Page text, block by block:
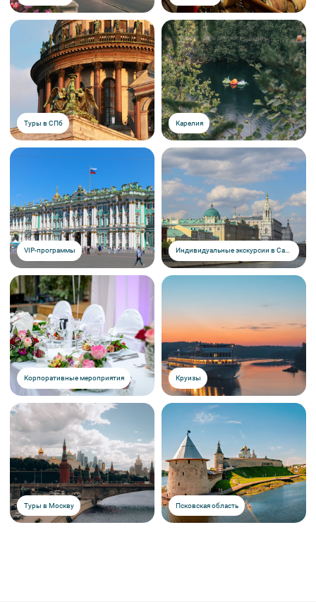
Туры в СПб Карелия
VIP-программы Индивидуальные экскурсии в Санкт-Петербурге
Корпоративные мероприятия Круизы
Туры в Москву Псковская область